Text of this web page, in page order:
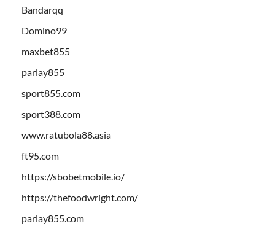
Bandarqq
Domino99
maxbet855
parlay855
sport855.com
sport388.com
www.ratubola88.asia
ft95.com
https://sbobetmobile.io/
https://thefoodwright.com/
parlay855.com